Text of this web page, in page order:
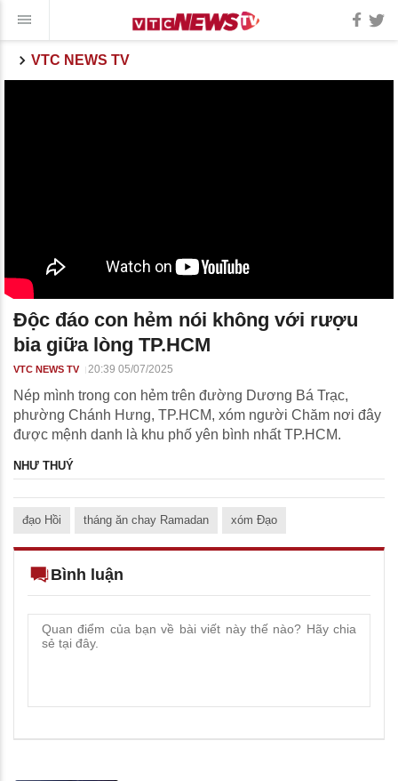
VTC NEWS TV
Độc đáo con hẻm nói không với rượu
bia giữa lòng TP.HCM
VTC NEWS TV 20:39 05/07/2025
Nép mình trong con hẻm trên đường Dương Bá Trạc,
phường Chánh Hưng, TP.HCM, xóm người Chăm nơi đây
được mệnh danh là khu phố yên bình nhất TP.HCM.
NHƯ THUÝ
đạo Hồi tháng ăn chay Ramadan xóm Đạo
Bình luận